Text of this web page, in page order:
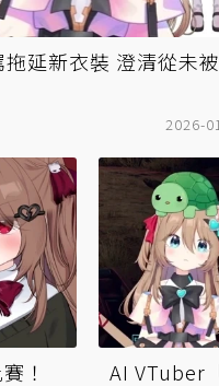
延新衣裝 澄清從未
2026-
！
AI VTuber